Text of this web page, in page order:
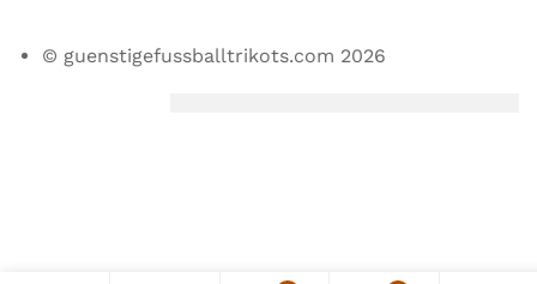
© guenstigefussballtrikots.com 2026